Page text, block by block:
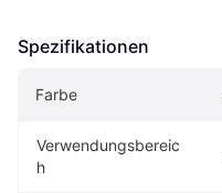
Spezifikationen
Farbe
Verwendungsbereic
h